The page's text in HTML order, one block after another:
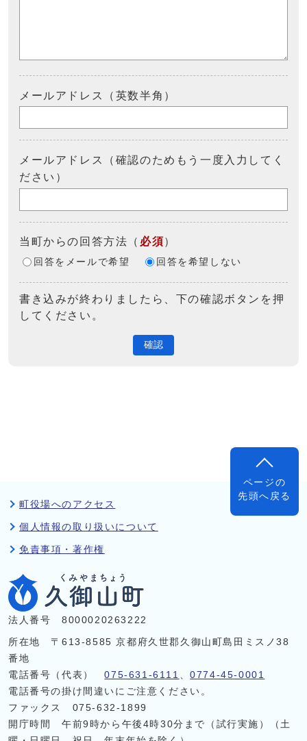
メールアドレス（英数半角）
メールアドレス（確認のためもう一度入力してく
ださい）
当町からの回答方法 （ 必須）
回答をメールで希望 回答を希望しない
書き込みが終わりましたら、下の確認ボタンを押
してください。
確認
ページの
先頭へ戻る
町役場へのアクセス
個人情報の取り扱いについて
免責事項・著作権
法人番号 8000020263222
所在地 〒613-8585 京都府久世郡久御山町島田ミスノ38
番地
電話番号（代表）075-631-6111 、0774-45-0001
電話番号の掛け間違いにご注意ください。
ファックス 075-632-1899
開庁時間 午前9時から午後4時30分まで（試行実施）（土